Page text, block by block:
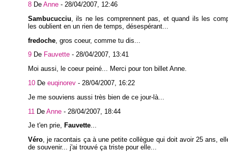
8 De Anne - 28/04/2007, 12:46
Sambucucciu , ils ne les comprennent pas, et quand ils les
les oublient en un rien de temps, désespérant...
fredoche , gros coeur, comme tu dis...
9 De Fauvette - 28/04/2007, 13:41
Moi aussi, le coeur peiné... Merci pour ton billet Anne.
10 De euqinorev - 28/04/2007, 16:22
Je me souviens aussi très bien de ce jour-là...
11 De Anne - 28/04/2007, 18:44
Je t'en prie, Fauvette...
Véro, je racontais ça à une petite collègue qui doit avoir 25 ans,
de souvenir... j'ai trouvé ça triste pour elle...